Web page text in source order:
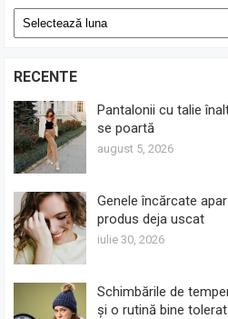
Arhive
RECENTE
Pantalonii cu talie
se poartă
august 5, 2026
Genele încărcate
produs deja uscat
iulie 30, 2026
Schimbările de
și o rutină bine